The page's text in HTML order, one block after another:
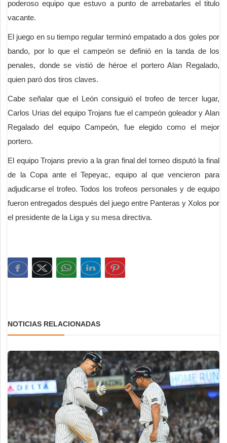
poderoso equipo que estuvo a punto de arrebatarles el titulo
vacante.
El juego en su tiempo regular terminó empatado a dos goles por
bando, por lo que el campeón se definió en la tanda de los
penales, donde se vistió de héroe el portero Alan Regalado,
quien paró dos tiros claves.
Cabe señalar que el León consiguió el trofeo de tercer lugar,
Carlos Urias del equipo Trojans fue el campeón goleador y Alan
Regalado del equipo Campeón, fue elegido como el mejor
portero.
El equipo Trojans previo a la gran final del torneo disputó la final
de la Copa ante el Tepeyac, equipo al que vencieron para
adjudicarse el trofeo. Todos los trofeos personales y de equipo
fueron entregados después del juego entre Panteras y Xolos por
el presidente de la Liga y su mesa directiva.
NOTICIAS RELACIONADAS